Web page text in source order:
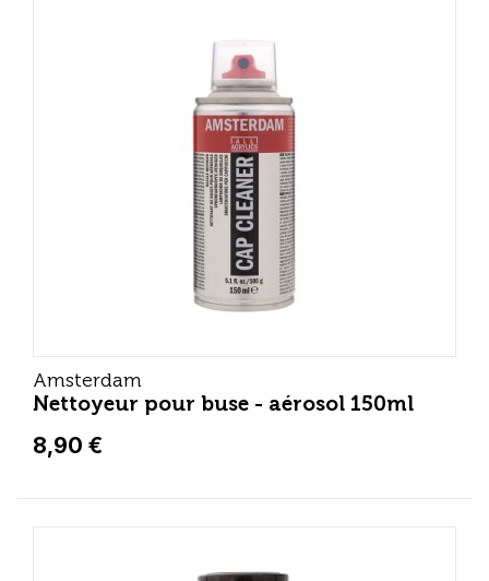
Amsterdam
Nettoyeur pour buse - aérosol 150ml
8,90 €